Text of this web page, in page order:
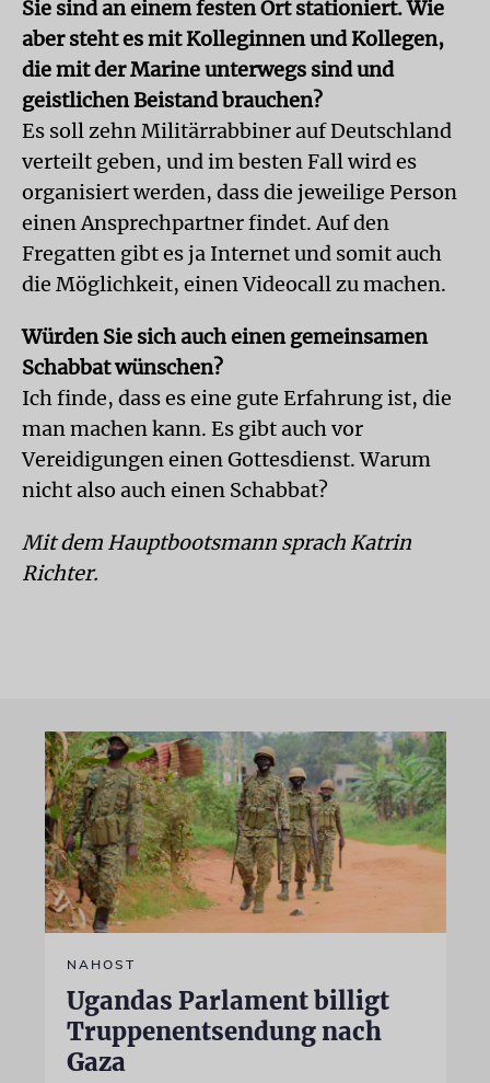
Sie sind an einem festen Ort stationiert. Wie
aber steht es mit Kolleginnen und Kollegen,
die mit der Marine unterwegs sind und
geistlichen Beistand brauchen?
Es soll zehn Militärrabbiner auf Deutschland
verteilt geben, und im besten Fall wird es
organisiert werden, dass die jeweilige Person
einen Ansprechpartner findet. Auf den
Fregatten gibt es ja Internet und somit auch
die Möglichkeit, einen Videocall zu machen.
Würden Sie sich auch einen gemeinsamen
Schabbat wünschen?
Ich finde, dass es eine gute Erfahrung ist, die
man machen kann. Es gibt auch vor
Vereidigungen einen Gottesdienst. Warum
nicht also auch einen Schabbat?
Mit dem Hauptbootsmann sprach Katrin
Richter.
NAHOST
Ugandas Parlament billigt
Truppenentsendung nach
Gaza